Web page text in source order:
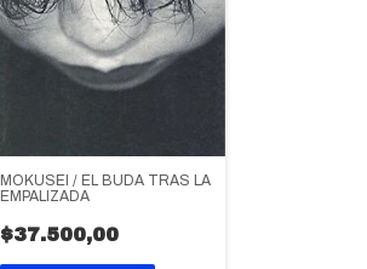
MOKUSEI / EL BUDA TRAS LA
EMPALIZADA
$37.500,00